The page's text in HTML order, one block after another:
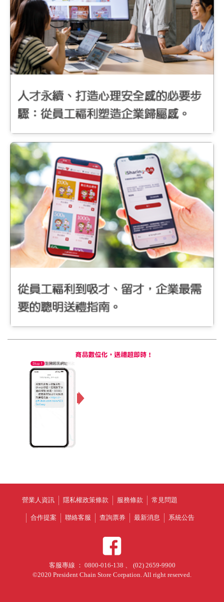
營業人資訊 隱私權政策條款 服務條款 常見問題
合作提案 聯絡客服 查詢票券 最新消息 系統公告
客服專線 ： 0800-016-138 、 (02) 2659-9900
©2020 President Chain Store Corpation. All right reserved.